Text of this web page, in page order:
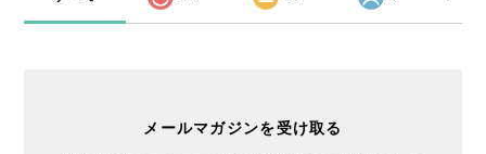
メールマガジンを受け取る